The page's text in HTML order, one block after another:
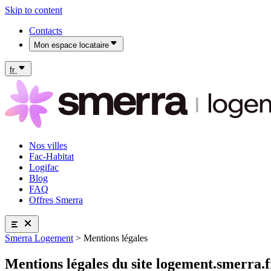
Skip to content
Contacts
Mon espace locataire
fr
Nos villes
Fac-Habitat
Logifac
Blog
FAQ
Offres Smerra
Fac-Habitat
Smerra Logement > Mentions légales
Mentions légales du site